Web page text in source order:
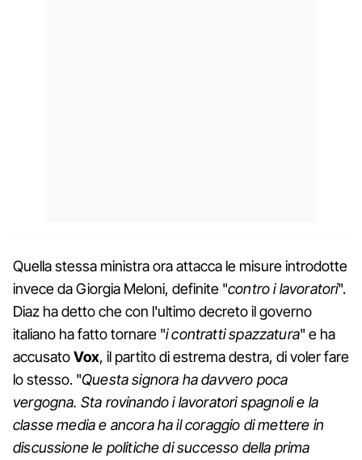
Quella stessa ministra ora attacca le misure introdotte
invece da Giorgia Meloni, definite "contro i lavoratori".
Diaz ha detto che con l'ultimo decreto il governo
italiano ha fatto tornare "i contratti spazzatura" e ha
accusatoVox, il partito di estrema destra, di voler fare
lo stesso. "Questa signora ha davvero poca
vergogna. Sta rovinando i lavoratori spagnoli e la
classe media e ancora ha il coraggio di mettere in
discussione le politiche di successo della prima